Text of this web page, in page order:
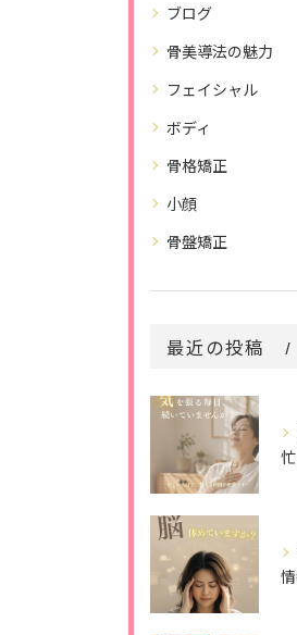
ブログ
骨美導法の魅力
フェイシャル
ボディ
骨格矯正
小顔
骨盤矯正
最近の投稿